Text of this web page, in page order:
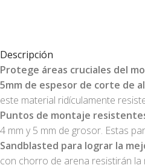
Descripción
Protege áreas cruciales del
5mm de espesor de corte de
este material ridículamente
Puntos de montaje
4 mm y 5 mm de grosor. Estas
Sandblasted para lograr la
con chorro de arena resistirán